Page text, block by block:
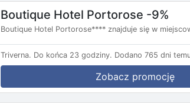
Boutique Hotel Portorose -9%
Boutique Hotel Portorose**** znajduje się w
Triverna. Do końca 23 godziny. Dodano 765 dni
Zobacz promocję